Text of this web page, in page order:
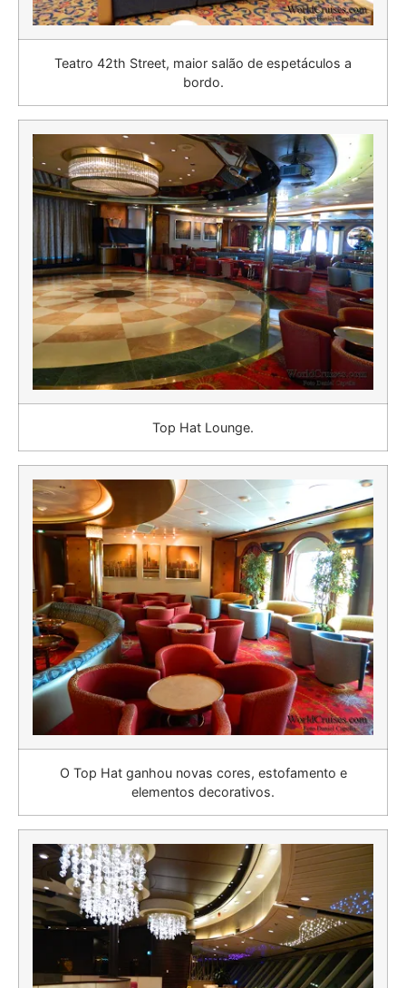
Teatro 42th Street, maior salão de espetáculos a
bordo.
Top Hat Lounge.
O Top Hat ganhou novas cores, estofamento e
elementos decorativos.